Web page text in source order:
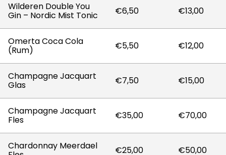
Wilderen Double You
Gin – Nordic Mist Tonic €6,50 €13,00
Omerta Coca Cola
(Rum) €5,50 €12,00
Champagne Jacquart
Glas €7,50 €15,00
Champagne Jacquart
Fles €35,00 €70,00
Chardonnay Meerdael €25,00 €50,00